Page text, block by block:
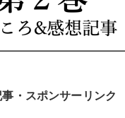
・スポンサーリンク